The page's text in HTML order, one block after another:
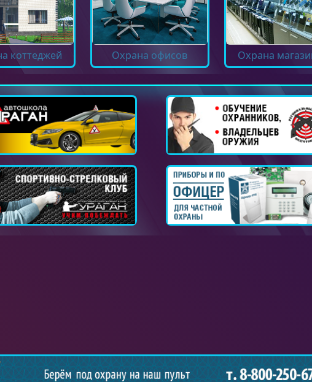
коттеджей Охрана офисов Охрана